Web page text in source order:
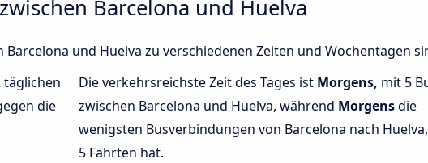
Barcelona und Huelva
und Huelva zu verschiedenen Zeiten und Wochentagen
täglichen
die
Die verkehrsreichste Zeit des Tages ist Morgens, mit 5
zwischen Barcelona und Huelva, während Morgensdie
wenigsten Busverbindungen von Barcelona nach
5 Fahrten hat.